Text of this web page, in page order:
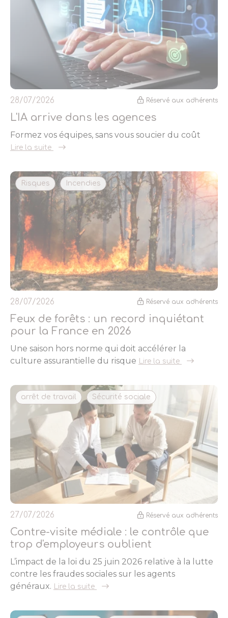
28/07/2026 Réservé aux adhérents
L'IA arrive dans les agences
Formez vos équipes, sans vous soucier du coût
Lire la suite
Risques Incendies
28/07/2026 Réservé aux adhérents
Feux de forêts : un record inquiétant
pour la France en 2026
Une saison hors norme qui doit accélérer la
culture assurantielle du risque
Lire la suite
arrêt de travail Sécurité sociale
27/07/2026 Réservé aux adhérents
Contre-visite médiale : le contrôle que
trop d'employeurs oublient
L’impact de la loi du 25 juin 2026 relative à la lutte
contre les fraudes sociales sur les agents
généraux. Lire la suite